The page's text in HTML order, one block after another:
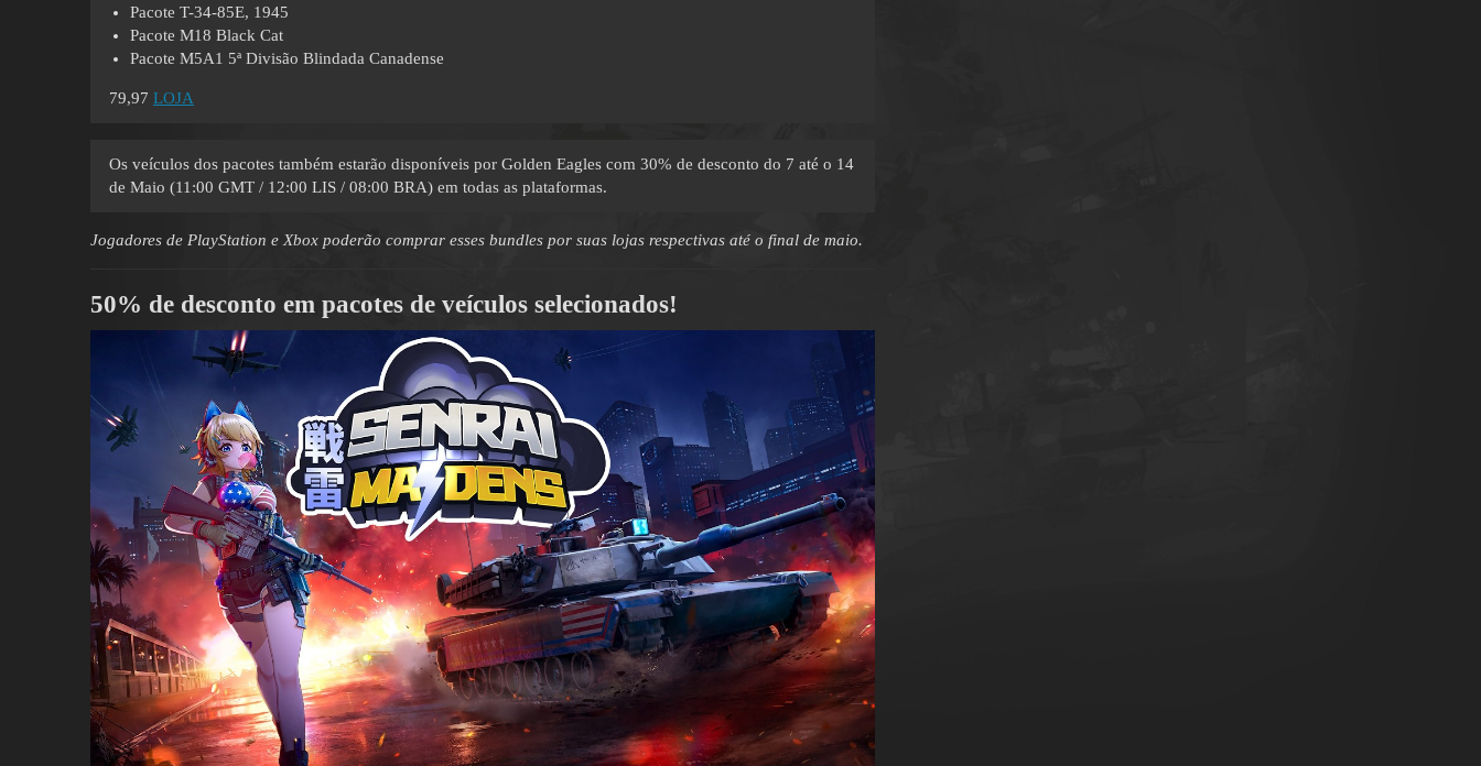
Pacote T-34-85E, 1945
Pacote M18 Black Cat
Pacote М5А1 5ª Divisão Blindada Canadense
79,97 LOJA
Os veículos dos pacotes também estarão disponíveis por Golden Eagles com 30% de desconto do 7 até o 14
de Maio (11:00 GMT / 12:00 LIS / 08:00 BRA) em todas as plataformas.
Jogadores de PlayStation e Xbox poderão comprar esses bundles por suas lojas respectivas até o final de maio.
50% de desconto em pacotes de veículos selecionados!